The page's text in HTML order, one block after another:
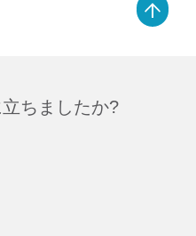
ちましたか?